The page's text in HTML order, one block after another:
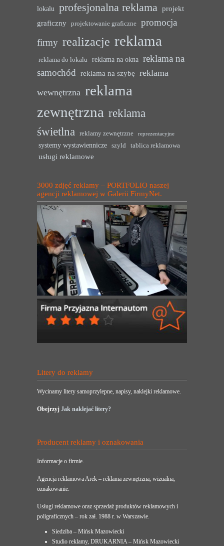
lokalu profesjonalna reklama projekt
graficzny
projektowanie graficzne
promocja
firmy realizacje reklama
reklama do lokalu reklama na okna reklama na
samochód reklama na szybę reklama
wewnętrzna reklama
zewnętrzna reklama
świetlna
reklamy zewnętrzne reprezentacyjne
systemy wystawiennicze szyld tablica reklamowa
usługi reklamowe
3000 zdjęć reklamy – PORTFOLIO naszej
agencji reklamowej w Galerii FirmyNet.
Litery do reklamy
Wycinamy litery samoprzylepne, napisy, naklejki reklamowe.
Obejrzyj Jak naklejać litery?
Producent reklamy i oznakowania
Informacje o firmie.
Agencja reklamowa Arek – reklama zewnętrzna, wizualna,
oznakowanie.
Usługi reklamowe oraz sprzedaż produktów reklamowych i
poligraficznych – rok zał. 1988 r. w Warszawie.
Siedziba – Mińsk Mazowiecki
Studio reklamy, DRUKARNIA – Mińsk Mazowiecki